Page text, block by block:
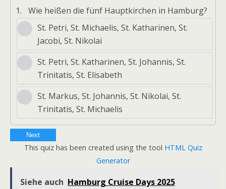
1.
Wie heißen die fünf Hauptkirchen in Hamburg?
St. Petri, St. Michaelis, St. Katharinen, St.
Jacobi, St. Nikolai
St. Petri, St. Katharinen, St. Johannis, St.
Trinitatis, St. Elisabeth
St. Markus, St. Johannis, St. Nikolai, St.
Trinitatis, St. Michaelis
Next
This quiz has been created using the tool HTML Quiz
Generator
Siehe auch Hamburg Cruise Days 2025